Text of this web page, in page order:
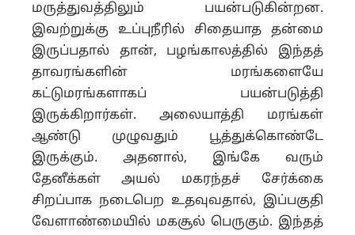
மருத்துவத்திலும் பயன்படுகின்றன.
இவற்றுக்கு உப்புநீரில் சிதையாத தன்மை
இருப்பதால் தான், பழங்காலத்தில் இந்தத்
தாவரங்களின் மரங்களையே
கட்டுமரங்களாகப் பயன்படுத்தி
இருக்கிறார்கள். அலையாத்தி மரங்கள்
ஆண்டு முழுவதும் பூத்துக்கொண்டே
இருக்கும். அதனால், இங்கே வரும்
தேனீக்கள் அயல் மகரந்தச் சேர்க்கை
சிறப்பாக நடைபெற உதவுவதால், இப்பகுதி
வேளாண்மையில் மகசூல் பெருகும். இந்தத்